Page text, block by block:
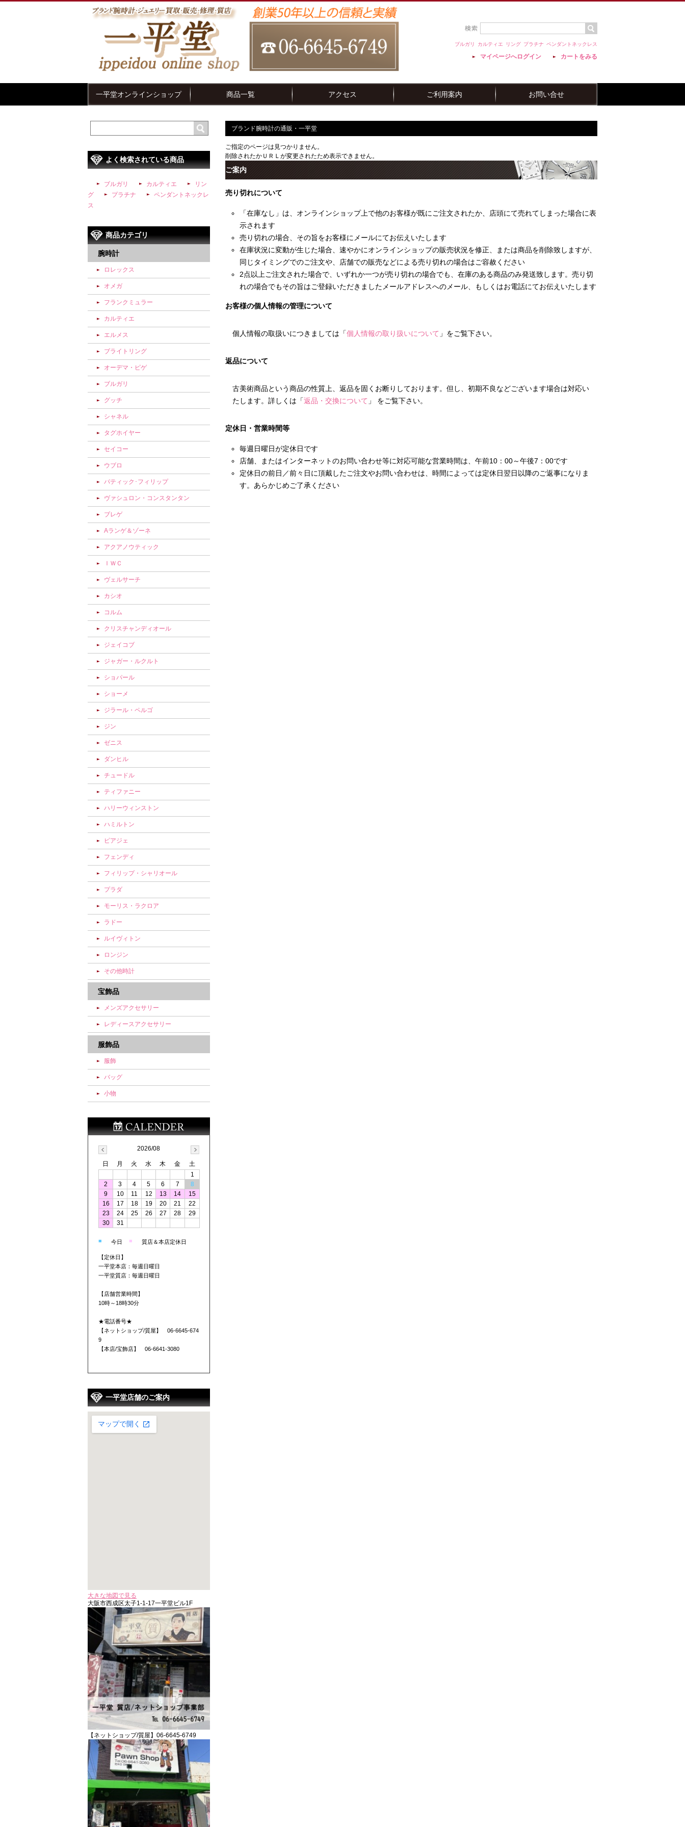
ブルガリ カルティエ リング プラチナ ペンダントネックレス
マイページへログイン カートをみる
一平堂オンラインショップ 商品一覧 アクセス ご利用案内 お問い合せ
ブランド腕時計の通販・一平堂
ご指定のページは見つかりません。
削除されたかＵＲＬが変更されたため表示できません。
ご案内
売り切れについて
「在庫なし」は、オンラインショップ上で他のお客様が既にご注文されたか、店頭にて売れてしまった場合に表
示されます
売り切れの場合、その旨をお客様にメールにてお伝えいたします
在庫状況に変動が生じた場合、速やかにオンラインショップの販売状況を修正、または商品を削除致しますが、
同じタイミングでのご注文や、店舗での販売などによる売り切れの場合はご容赦ください
2点以上ご注文された場合で、いずれか一つが売り切れの場合でも、在庫のある商品のみ発送致します。売り切
れの場合でもその旨はご登録いただきましたメールアドレスへのメール、もしくはお電話にてお伝えいたします
お客様の個人情報の管理について
個人情報の取扱いにつきましては「個人情報の取り扱いについて 」をご覧下さい。
返品について
古美術商品という商品の性質上、返品を固くお断りしております。但し、初期不良などございます場合は対応い
たします。詳しくは「返品・交換について 」 をご覧下さい。
定休日・営業時間等
毎週日曜日が定休日です
店舗、またはインターネットのお問い合わせ等に対応可能な営業時間は、午前10：00～午後7：00です
定休日の前日／前々日に頂戴したご注文やお問い合わせは、時間によっては定休日翌日以降のご返事になりま
す。あらかじめご了承ください
よく検索されている商品
ブルガリ カルティエ
リン
グ
プラチナ
ペンダントネックレ
ス
商品カテゴリ
腕時計
ロレックス
オメガ
フランクミュラー
カルティエ
エルメス
ブライトリング
オーデマ・ピゲ
ブルガリ
グッチ
シャネル
タグホイヤー
セイコー
ウブロ
パティック･フィリップ
ヴァシュロン・コンスタンタン
ブレゲ
Aランゲ＆ゾーネ
アクアノウティック
ＩＷＣ
ヴェルサーチ
カシオ
コルム
クリスチャンディオール
ジェイコブ
ジャガー・ルクルト
ショパール
ショーメ
ジラール・ペルゴ
ジン
ゼニス
ダンヒル
チュードル
ティファニー
ハリーウィンストン
ハミルトン
ピアジェ
フェンディ
フィリップ・シャリオール
プラダ
モーリス・ラクロア
ラドー
ルイヴィトン
ロンジン
その他時計
宝飾品
メンズアクセサリー
レディースアクセサリー
服飾品
服飾
バッグ
小物
2026/08
日 月 火 水 木 金
土
1
2
3 4 5 6 7
8
9
10 11 12 13 14
15
16
17 18 19 20 21
22
23
24 25 26 27 28
29
30
31
■ 今日 ■ 質店＆本店定休日
【定休日】
一平堂本店：毎週日曜日
一平堂質店：毎週日曜日
【店舗営業時間】
10時～18時30分
★電話番号★
【ネットショップ/質屋】 06-6645-674
9
【本店/宝飾店】 06-6641-3080
一平堂店舗のご案内
大きな地図で見る
大阪市西成区太子1-1-17一平堂ビル1F
【ネットショップ/質屋】06-6645-6749